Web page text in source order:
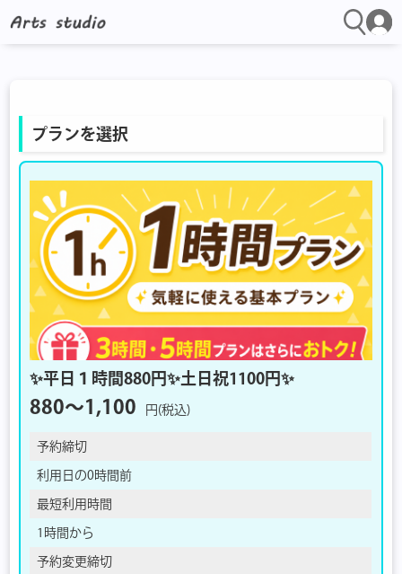
プランを選択
✨平日１時間880円✨土日祝1100円✨
880〜1,100 円(税込)
予約締切
利用日の0時間前
最短利用時間
1時間から
予約変更締切